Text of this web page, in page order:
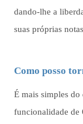
dando-lhe a
suas próprias
Como posso
É mais simples do
funcionalidade de